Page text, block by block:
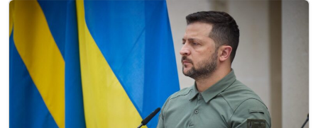
défense aérienne les plus avancés déployés
par la Chine. Cette réputation a fait du
pavillon…Lire la suite